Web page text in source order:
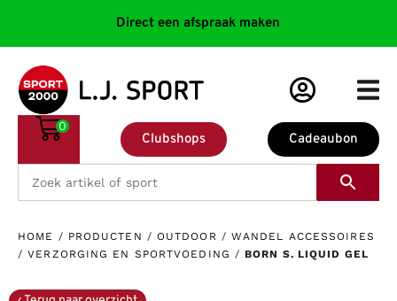
Direct een afspraak maken
Cadeaubon
Clubshops
0
HOME / PRODUCTEN / OUTDOOR / WANDEL ACCESSOIRES
/VERZORGING EN SPORTVOEDING /BORN S. LIQUID GEL